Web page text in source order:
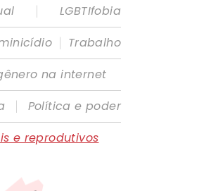
|
LGBTIfobia
| Trabalho
na internet
|
Política e poder
e reprodutivos